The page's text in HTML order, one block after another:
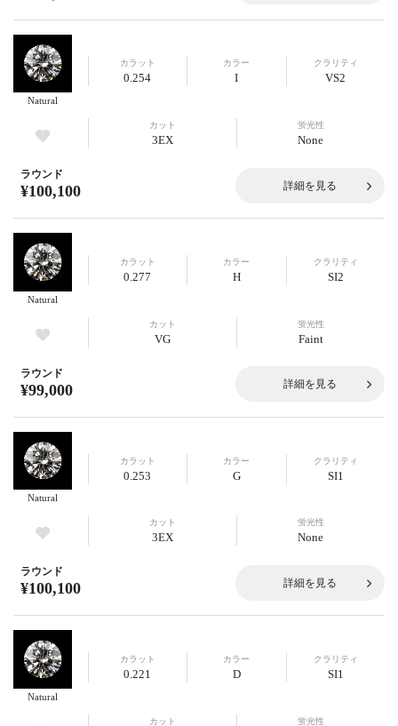
Natural
カラット
0.254
カラー
I
クラリティ
VS2
カット
3EX
蛍光性
None
ラウンド
¥100,100 詳細を見る
Natural
カラット
0.277
カラー
H
クラリティ
SI2
カット
VG
蛍光性
Faint
ラウンド
¥99,000 詳細を見る
Natural
カラット
0.253
カラー
G
クラリティ
SI1
カット
3EX
蛍光性
None
ラウンド
¥100,100 詳細を見る
Natural
カラット
0.221
カラー
D
クラリティ
SI1
カット 蛍光性